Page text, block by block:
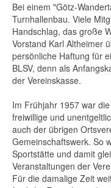
Bei einem "Götz-
Turnhallenbau. Viele
Handschlag, das große
Vorstand Karl Altheimer
persönliche Haftung für
BLSV, denn als
der Vereinskasse.
Im Frühjahr 1957 war
freiwillige und
auch der übrigen
Gemeinschaftswerk. So
Sportstätte und damit
Veranstaltungen der
Für die damalige Zeit